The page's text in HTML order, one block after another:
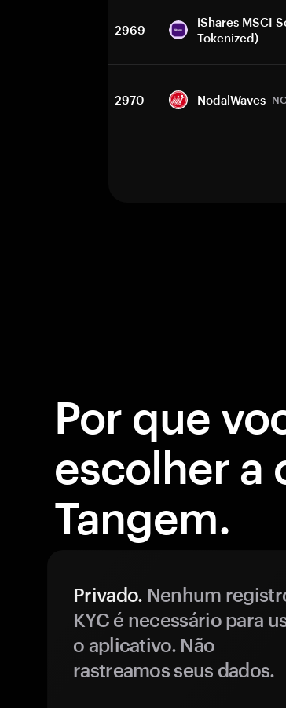
2969
iShares MSCI
Tokenized)
2970 NodalWaves
Por que
escolher a
Tangem.
Privado. Nenhum
KYC é necessário para
o aplicativo. Não
rastreamos seus dados.